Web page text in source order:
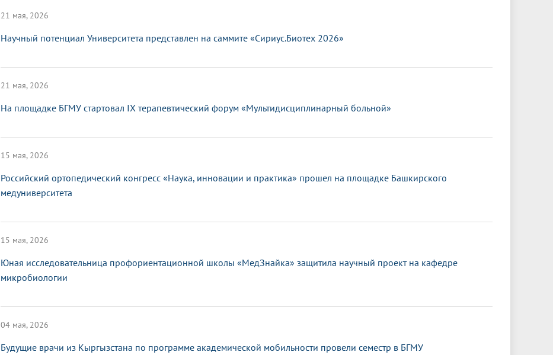
21 мая, 2026
Научный потенциал Университета представлен на саммите «Сириус.Биотех 2026»
21 мая, 2026
На площадке БГМУ стартовал IX терапевтический форум «Мультидисциплинарный больной»
15 мая, 2026
Российский ортопедический конгресс «Наука, инновации и практика» прошел на площадке Башкирского
медуниверситета
15 мая, 2026
Юная исследовательница профориентационной школы «МедЗнайка» защитила научный проект на кафедре
микробиологии
04 мая, 2026
Будущие врачи из Кыргызстана по программе академической мобильности провели семестр в БГМУ